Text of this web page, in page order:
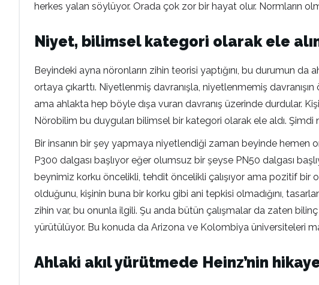
herkes yalan söylüyor. Orada çok zor bir hayat olur. Normların
Niyet, bilimsel kategori olarak ele
Beyindeki ayna nöronların zihin teorisi yaptığını, bu durumun da
ortaya çıkarttı. Niyetlenmiş davranışla, niyetlenmemiş
ama ahlakta hep böyle dışa vuran davranış üzerinde durdular.
Nörobilim bu duyguları bilimsel bir kategori olarak ele aldı. Şimdi
Bir insanın bir şey yapmaya niyetlendiği zaman beyinde hemen
P300 dalgası başlıyor eğer olumsuz bir şeyse PN50 dalgası
beynimiz korku öncelikli, tehdit öncelikli çalışıyor ama pozitif bir
olduğunu, kişinin buna bir korku gibi ani tepkisi olmadığını,
zihin var, bu onunla ilgili. Şu anda bütün çalışmalar da zaten
yürütülüyor. Bu konuda da Arizona ve Kolombiya üniversiteleri
Ahlaki akıl yürütmede Heinz’nin